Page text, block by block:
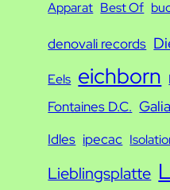
c
Apparat Best Of
denovali records
Eels eichborn
Fontaines D.C.
Idles ipecac
Lieblingsplatte